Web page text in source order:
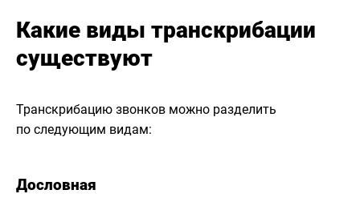
Какие виды транскрибации
существуют
Транскрибацию звонков можно разделить
по следующим видам:
Дословная